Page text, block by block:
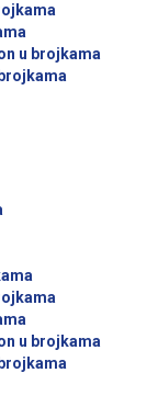
u brojkama
u brojkama